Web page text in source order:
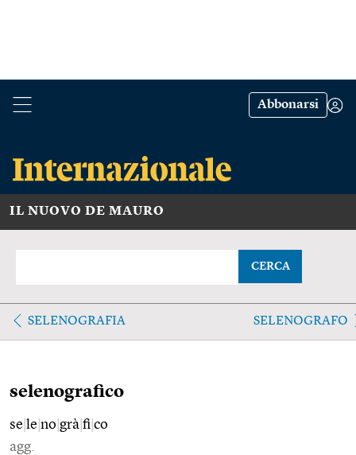
Abbonarsi
IL NUOVO DE MAURO
CERCA
SELENOGRAFIA SELENOGRAFO
selenografico
se le no grà fi co
agg.